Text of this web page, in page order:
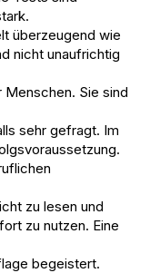
überzeugend wie
nicht unaufrichtig
Sie sind
sehr gefragt. Im
zu lesen und
zu nutzen. Eine
begeistert.